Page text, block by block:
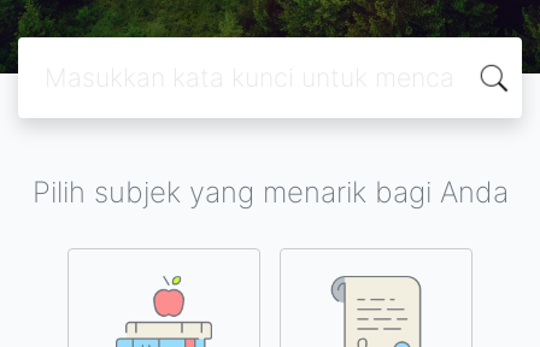
Pilih subjek yang menarik bagi Anda